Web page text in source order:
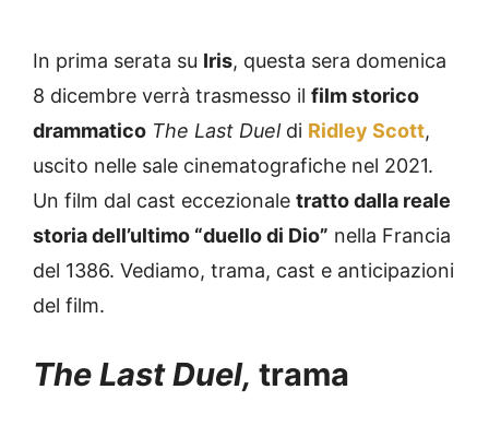
In prima serata su Iris, questa sera domenica
8 dicembre verrà trasmesso il film storico
drammatico The Last Dueldi Ridley Scott,
uscito nelle sale cinematografiche nel 2021.
Un film dal cast eccezionale tratto dalla reale
storia dell’ultimo “duello di Dio” nella Francia
del 1386. Vediamo, trama, cast e anticipazioni
del film.
The Last Duel, trama